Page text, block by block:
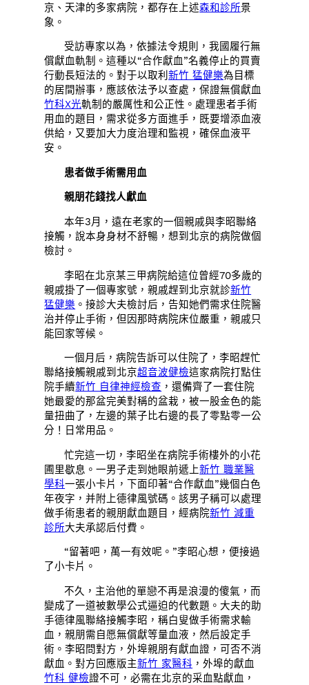
京、天津的多家病院，都存在上述森和診所景
象。
受訪專家以為，依據法令規則，我國履行無
償獻血軌制。這種以“合作獻血”名義停止的買賣
行動長短法的。對于以取利新竹 猛健樂為目標
的居間辦事，應該依法予以查處，保證無償獻血
竹科X光軌制的嚴厲性和公正性。處理患者手術
用血的題目，需求從多方面進手，既要增添血液
供給，又要加大力度治理和監視，確保血液平
安。
患者做手術需用血
親朋花錢找人獻血
本年3月，遠在老家的一個親戚與李昭聯絡
接觸，說本身身材不舒暢，想到北京的病院做個
檢討。
李昭在北京某三甲病院給這位曾經70多歲的
親戚掛了一個專家號，親戚趕到北京就診新竹
猛健樂 。接診大夫檢討后，告知她們需求住院醫
治并停止手術，但因那時病院床位嚴重，親戚只
能回家等候。
一個月后，病院告訴可以住院了，李昭趕忙
聯絡接觸親戚到北京超音波健檢這家病院打點住
院手續新竹 自律神經檢查 ，還備齊了一套住院
她最愛的那盆完美對稱的盆栽，被一股金色的能
量扭曲了，左邊的葉子比右邊的長了零點零一公
分！日常用品。
忙完這一切，李昭坐在病院手術樓外的小花
圃里歇息。一男子走到她眼前遞上新竹 職業醫
學科一張小卡片，下面印著“合作獻血”幾個白色
年夜字，并附上德律風號碼。該男子稱可以處理
做手術患者的親朋獻血題目，經病院新竹 減重
診所大夫承認后付費。
“留著吧，萬一有效呢。”李昭心想，便接過
了小卡片。
不久，主治他的單戀不再是浪漫的傻氣，而
變成了一道被數學公式逼迫的代數題。大夫的助
手德律風聯絡接觸李昭，稱白叟做手術需求輸
血，親朋需自愿無償獻等量血液，然后設定手
術。李昭問對方，外埠親朋有獻血證，可否不消
獻血。對方回應版主新竹 家醫科 ，外埠的獻血
竹科 健檢證不可，必需在北京的采血點獻血，